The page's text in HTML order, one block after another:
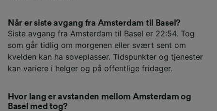
Når er siste avgang fra Amsterdam til Basel?
Siste avgang fra Amsterdam til Basel er 22:54. Tog
som går tidlig om morgenen eller svært sent om
kvelden kan ha soveplasser. Tidspunkter og tjenester
kan variere i helger og på offentlige fridager.
Hvor lang er avstanden mellom Amsterdam og
Basel med tog?